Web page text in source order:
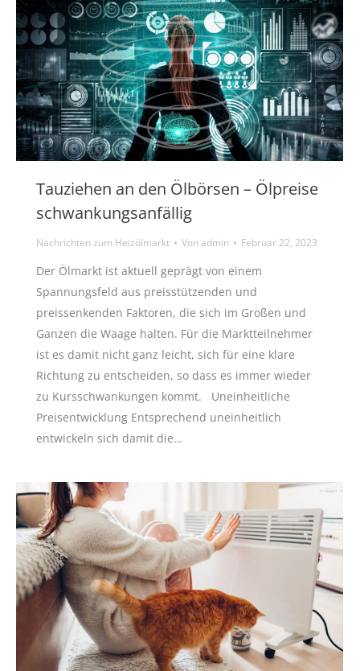
Tauziehen an den Ölbörsen – Ölpreise
schwankungsanfällig
Nachrichten zum Heizölmarkt Vonadmin Februar 22, 2023
Der Ölmarkt ist aktuell geprägt von einem
Spannungsfeld aus preisstützenden und
preissenkenden Faktoren, die sich im Großen und
Ganzen die Waage halten. Für die Marktteilnehmer
ist es damit nicht ganz leicht, sich für eine klare
Richtung zu entscheiden, so dass es immer wieder
zu Kursschwankungen kommt. Uneinheitliche
Preisentwicklung Entsprechend uneinheitlich
entwickeln sich damit die…